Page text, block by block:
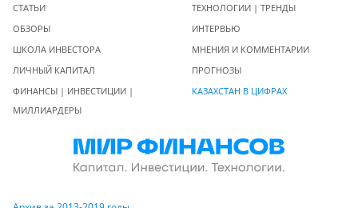
СТАТЬИ
ОБЗОРЫ
ШКОЛА ИНВЕСТОРА
ЛИЧНЫЙ КАПИТАЛ
ФИНАНСЫ | ИНВЕСТИЦИИ |
МИЛЛИАРДЕРЫ
ТЕХНОЛОГИИ | ТРЕНДЫ
ИНТЕРВЬЮ
МНЕНИЯ И КОММЕНТАРИИ
ПРОГНОЗЫ
КАЗАХСТАН В ЦИФРАХ